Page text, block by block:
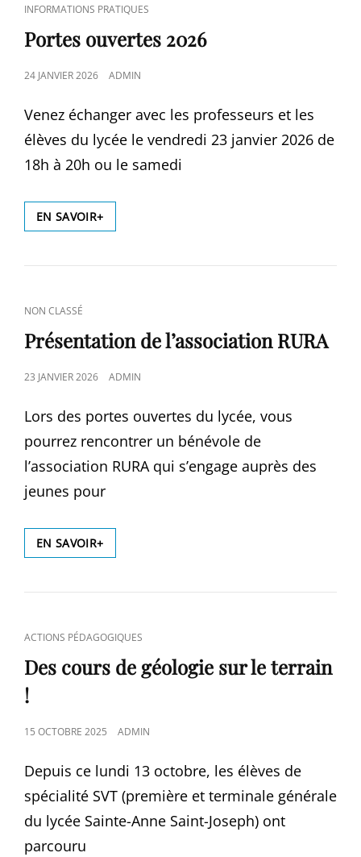
CAT
LINKS
INFORMATIONS PRATIQUES
Portes ouvertes 2026
POSTED
24 JANVIER 2026 ADMIN
Venez échanger avec les professeurs et les
élèves du lycée le vendredi 23 janvier 2026 de
18h à 20h ou le samedi
EN SAVOIR+PORTES
OUVERTES
CAT
LINKS
NON CLASSÉ
Présentation de l’association RURA
POSTED
23 JANVIER 2026 ADMIN
Lors des portes ouvertes du lycée, vous
pourrez rencontrer un bénévole de
l’association RURA qui s’engage auprès des
jeunes pour
EN SAVOIR+PRÉSENTATION
DE
RURA
CAT
LINKS
ACTIONS PÉDAGOGIQUES
Des cours de géologie sur le terrain
!
POSTED
15 OCTOBRE 2025 ADMIN
Depuis ce lundi 13 octobre, les élèves de
spécialité SVT (première et terminale générale
du lycée Sainte-Anne Saint-Joseph) ont
parcouru